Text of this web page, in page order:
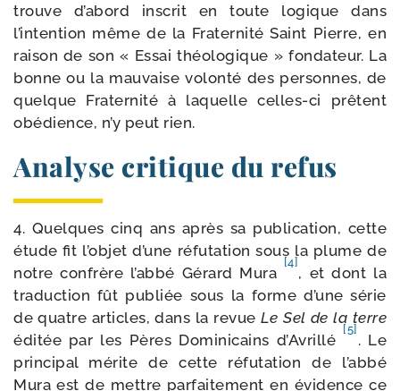
trouve d’abord ins­crit en toute logique dans
l’intention même de la Fraternité Saint Pierre, en
rai­son de son « Essai théo­lo­gique » fon­da­teur. La
bonne ou la mau­vaise volon­té des per­sonnes, de
quelque Fraternité à laquelle celles-​ci prêtent
obé­dience, n’y peut rien.
Analyse critique du refus
4. Quelques cinq ans après sa publi­ca­tion, cette
étude fit l’objet d’une réfu­ta­tion sous la plume de
notre confrère l’abbé Gérard Mura
[4]
, et dont la
tra­duc­tion fût publiée sous la forme d’une série
de quatre articles, dans la revue Le Sel de la terre
édi­tée par les Pères Dominicains d’Avrillé
[5]
. Le
prin­ci­pal mérite de cette réfu­ta­tion de l’abbé
Mura est de mettre par­fai­te­ment en évi­dence ce